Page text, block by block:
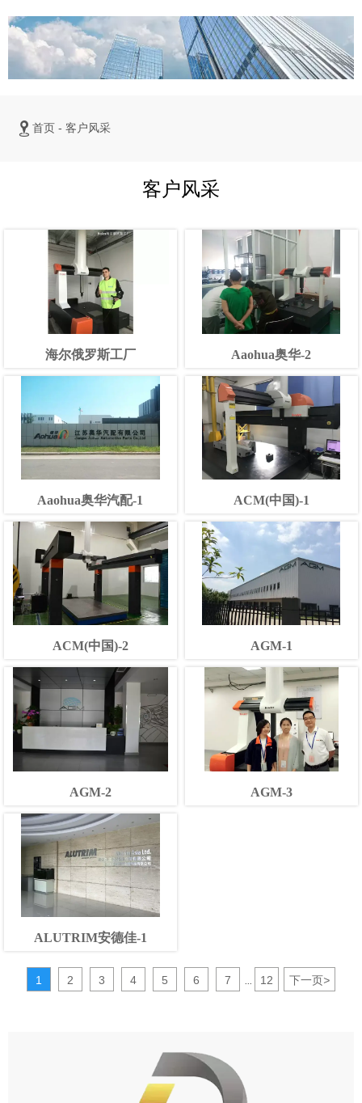
 首页 - 客户风采
客户风采
海尔俄罗斯工厂 Aaohua奥华-2
Aaohua奥华汽配-1 ACM(中国)-1
ACM(中国)-2 AGM-1
AGM-2 AGM-3
ALUTRIM安德佳-1
1 2 3 4 5 6 7 12 下一页>